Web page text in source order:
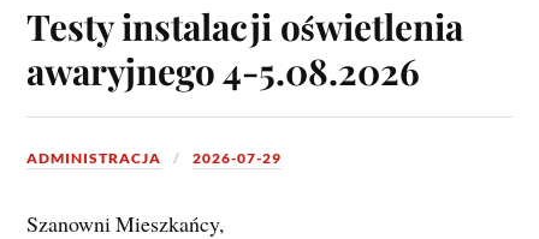
Testy instalacji oświetlenia
awaryjnego 4-5.08.2026
ADMINISTRACJA 2026-07-29
Szanowni Mieszkańcy,